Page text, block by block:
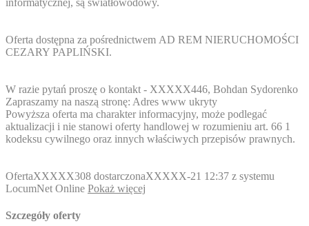
informatycznej, są światłowodowy.
Oferta dostępna za pośrednictwem AD REM NIERUCHOMOŚCI
CEZARY PAPLIŃSKI.
W razie pytań proszę o kontakt - XXXXX446, Bohdan Sydorenko
Zapraszamy na naszą stronę: Adres www ukryty
Powyższa oferta ma charakter informacyjny, może podlegać
aktualizacji i nie stanowi oferty handlowej w rozumieniu art. 66 1
kodeksu cywilnego oraz innych właściwych przepisów prawnych.
OfertaXXXXX308 dostarczonaXXXXX-21 12:37 z systemu
LocumNet Online Pokaż więcej
Szczegóły oferty